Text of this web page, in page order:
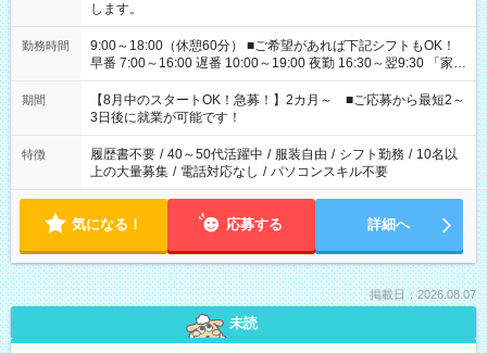
します。
勤務時間
9:00～18:00（休憩60分） ■ご希望があれば下記シフトもOK！
早番 7:00～16:00 遅番 10:00～19:00 夜勤 16:30～翌9:30 「家族
と休みを合わせたい」 「余裕を持って夕飯の準備がしたい」
「できれば残業はしたくない」 など、ご希望を教えてください
ね。 ※Wワーク希望の方へ 今ご覧のお仕事で希望する勤務時間
と、もう1つのお仕事の勤務時間。 合計で週40時間を超える場
合は応募できません。
期間
【8月中のスタートOK！急募！】2カ月～ ■ご応募から最短2～
3日後に就業が可能です！
特徴 履歴書不要 / 40～50代活躍中 / 服装自由 / シフト勤務 / 10名以
上の大量募集 / 電話対応なし / パソコンスキル不要
気になる！ 応募する 詳細へ
掲載日：2026.08.07
未読